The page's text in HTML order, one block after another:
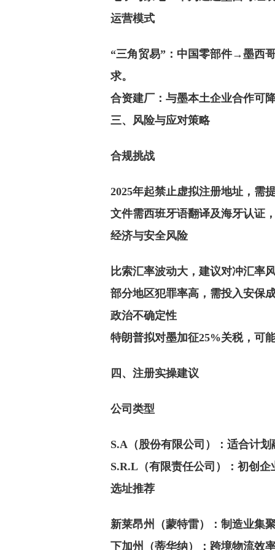
‌运营模式‌
‌“三角贸易”‌：中国零部件→墨西
求。
合资建厂‌：与墨本土企业合作可
三、风险与应对策略
‌合规挑战‌
2025年起禁止虚拟注册地址，需
文件需西班牙语翻译及海牙认证
‌经济与安全风险‌
比索汇率波动大，建议对冲汇率
部分地区犯罪率高，需投入安保
‌政治不确定性‌
特朗普拟对墨加征25%关税，可
四、注册实操建议
‌公司类型‌
‌S.A（股份有限公司）‌：适合计
‌S.R.L（有限责任公司）‌：初创
‌选址推荐‌
新莱昂州（蒙特雷）‌：制造业集
下加州（蒂华纳）‌：跨境物流效